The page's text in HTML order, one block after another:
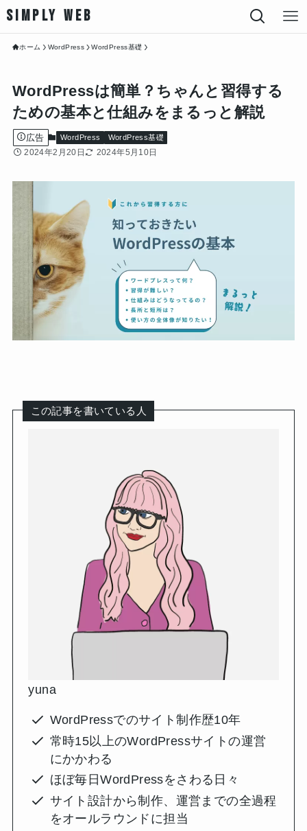
SIMPLY WEB
ホーム WordPress WordPress基礎
WordPressは簡単？ちゃんと習得する
ための基本と仕組みをまるっと解説
広告 WordPress WordPress基礎
2024年2月20日 2024年5月10日
この記事を書いている人
yuna
WordPressでのサイト制作歴10年
常時15以上のWordPressサイトの運営
にかかわる
ほぼ毎日WordPressをさわる日々
サイト設計から制作、運営までの全過程
をオールラウンドに担当